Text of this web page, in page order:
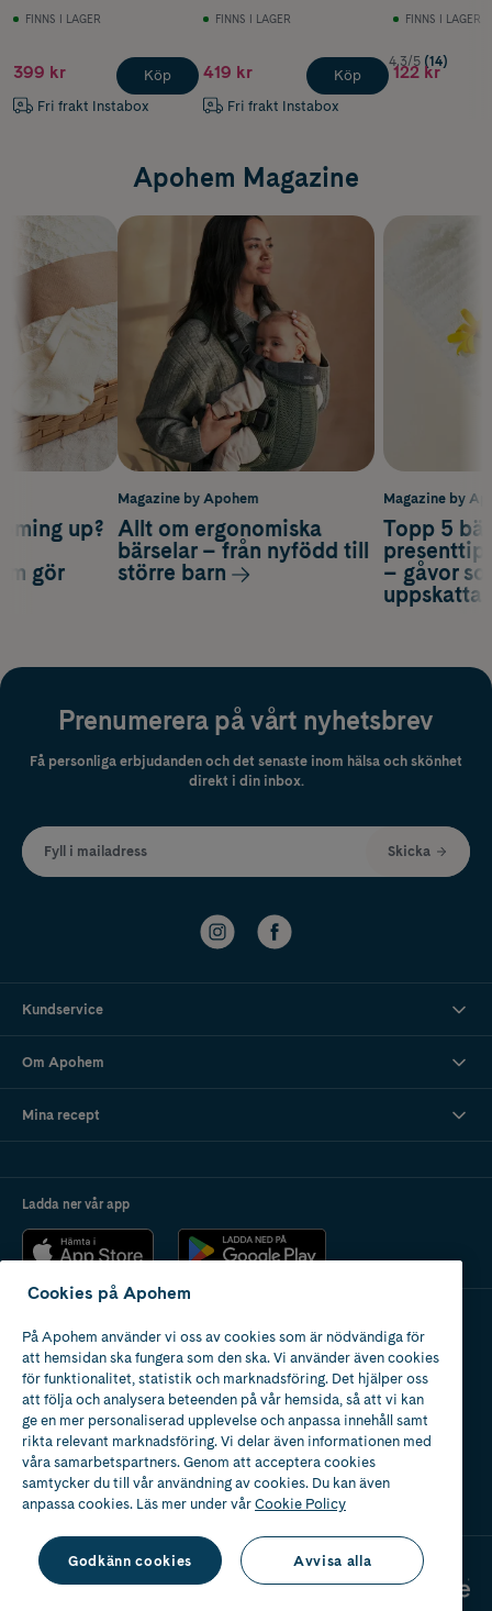
FINNS I LAGER
399 kr
Fri frakt Instabox
Köp
FINNS I LAGER
419 kr
Fri frakt Instabox
Köp
FINNS I LAGER
4.3/5 (14)
122 kr
Apohem Magazine
Magazine by
Topp 5
– gåvor
up?
gör
Magazine by Apohem
Allt om ergonomiska
bärselar – från nyfödd till
större barn
Prenumerera på vårt nyhetsbrev
Få personliga erbjudanden och det senaste inom hälsa och skönhet
direkt i din inbox.
Fyll i mailadress Skicka
Kundservice
Om Apohem
Mina recept
Ladda ner vår app
Apotek med tillstånd
av Läkemedelsverket
Cookies på Apohem
På Apohem använder vi oss av cookies som är nödvändiga för
att hemsidan ska fungera som den ska. Vi använder även cookies
för funktionalitet, statistik och marknadsföring. Det hjälper oss
att följa och analysera beteenden på vår hemsida, så att vi kan
ge en mer personaliserad upplevelse och anpassa innehåll samt
rikta relevant marknadsföring. Vi delar även informationen med
våra samarbetspartners. Genom att acceptera cookies
samtycker du till vår användning av cookies. Du kan även
anpassa cookies. Läs mer under vårCookie Policy
Godkänn cookies Avvisa alla